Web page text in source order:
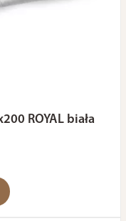
ROYAL biała